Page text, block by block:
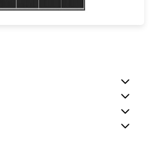
energia de 30 anos